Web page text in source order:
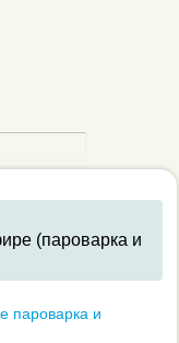
(пароварка и